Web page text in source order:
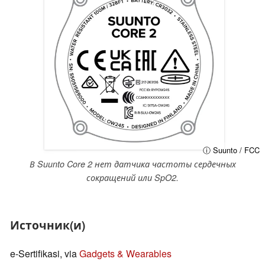
ⓘ Suunto / FCC
В Suunto Core 2 нет датчика частоты сердечных
сокращений или SpO2.
Источник(и)
e-Sertifikasi, viaGadgets & Wearables